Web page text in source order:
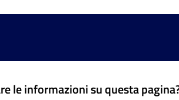
le informazioni su questa